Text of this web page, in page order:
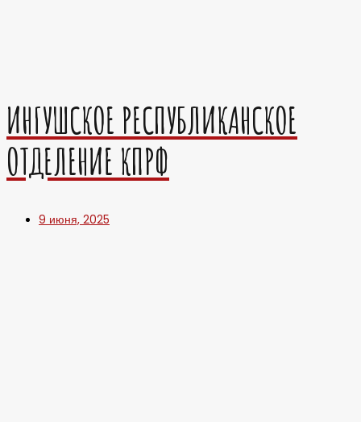
ИНГУШСКОЕ РЕСПУБЛИКАНСКОЕ
ОТДЕЛЕНИЕ КПРФ
9 июня, 2025